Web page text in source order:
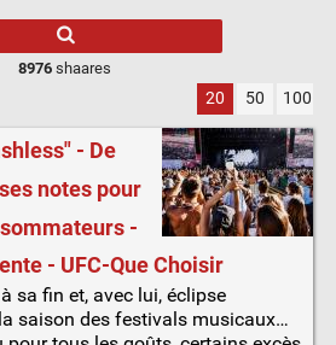
8976 shaares
20 50 100
- De
notes pour
-
- UFC-Que Choisir
à sa fin et, avec lui, éclipse
saison des festivals musicaux…